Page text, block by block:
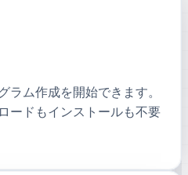
ラム作成を開始できます。
ードもインストールも不要